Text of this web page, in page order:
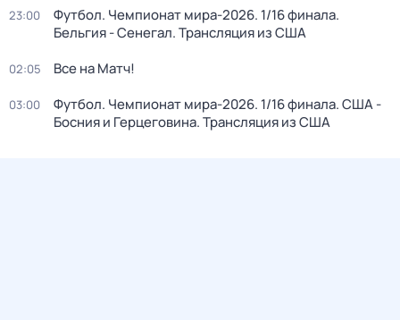
23:00
Футбол. Чемпионат мира-2026. 1/16 финала.
Бельгия - Сенегал. Трансляция из США
02:05 Все на Матч!
03:00
Футбол. Чемпионат мира-2026. 1/16 финала. США -
Босния и Герцеговина. Трансляция из США